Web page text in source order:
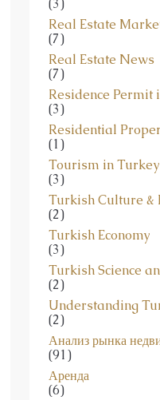
Real Estate
(7)
Real Estate News
(7)
Residence Permit
(3)
Residential
(1)
Tourism in Turkey
(3)
Turkish Culture &
(2)
Turkish Economy
(3)
Turkish Science
(2)
Understanding
(2)
Анализ рынка
(91)
Аренда
(6)